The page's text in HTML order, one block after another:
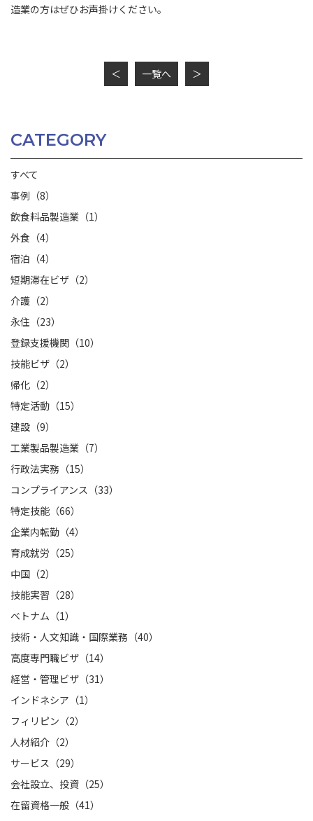
造業の方はぜひお声掛けください。
＜ 一覧へ ＞
CATEGORY
すべて
事例（8）
飲食料品製造業（1）
外食（4）
宿泊（4）
短期滞在ビザ（2）
介護（2）
永住（23）
登録支援機関（10）
技能ビザ（2）
帰化（2）
特定活動（15）
建設（9）
工業製品製造業（7）
行政法実務（15）
コンプライアンス（33）
特定技能（66）
企業内転勤（4）
育成就労（25）
中国（2）
技能実習（28）
ベトナム（1）
技術・人文知識・国際業務（40）
高度専門職ビザ（14）
経営・管理ビザ（31）
インドネシア（1）
フィリピン（2）
人材紹介（2）
サービス（29）
会社設立、投資（25）
在留資格一般（41）